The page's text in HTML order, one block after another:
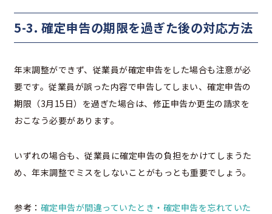
5-3. 確定申告の期限を過ぎた後の対応方法
年末調整ができず、従業員が確定申告をした場合も注意が必
要です。従業員が誤った内容で申告してしまい、確定申告の
期限（3月15日）を過ぎた場合は、修正申告か更生の請求を
おこなう必要があります。
いずれの場合も、従業員に確定申告の負担をかけてしまうた
め、年末調整でミスをしないことがもっとも重要でしょう。
参考： 確定申告が間違っていたとき・確定申告を忘れていた